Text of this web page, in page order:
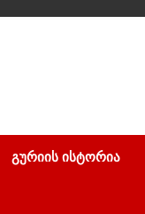
ᲒᲣᲠᲘᲘᲡ ᲘᲡᲢᲝᲠᲘᲐ